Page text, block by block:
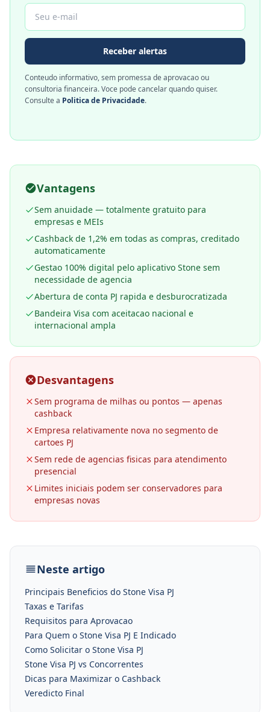
Receber alertas
Conteudo informativo, sem promessa de aprovacao ou
consultoria financeira. Voce pode cancelar quando quiser.
Consulte a Politica de Privacidade.
Vantagens
Sem anuidade — totalmente gratuito para
empresas e MEIs
Cashback de 1,2% em todas as compras, creditado
automaticamente
Gestao 100% digital pelo aplicativo Stone sem
necessidade de agencia
Abertura de conta PJ rapida e desburocratizada
Bandeira Visa com aceitacao nacional e
internacional ampla
Desvantagens
Sem programa de milhas ou pontos — apenas
cashback
Empresa relativamente nova no segmento de
cartoes PJ
Sem rede de agencias fisicas para atendimento
presencial
Limites iniciais podem ser conservadores para
empresas novas
Neste artigo
Principais Beneficios do Stone Visa PJ
Taxas e Tarifas
Requisitos para Aprovacao
Para Quem o Stone Visa PJ E Indicado
Como Solicitar o Stone Visa PJ
Stone Visa PJ vs Concorrentes
Dicas para Maximizar o Cashback
Veredicto Final